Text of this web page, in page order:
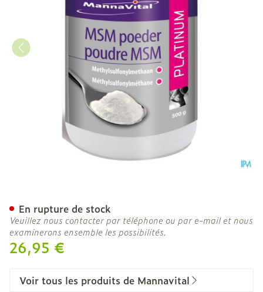
26,95 €
En rupture de stock
Veuillez nous contacter par téléphone ou par e-mail et nous
examinerons ensemble les possibilités.
Voir tous les produits de Mannavital